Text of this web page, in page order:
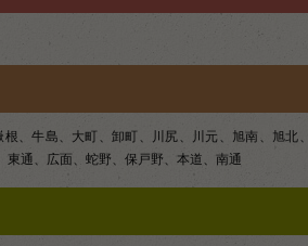
、牛島、大町、卸町、川尻、川元、旭南、旭北
通、広面、蛇野、保戸野、本道、南通